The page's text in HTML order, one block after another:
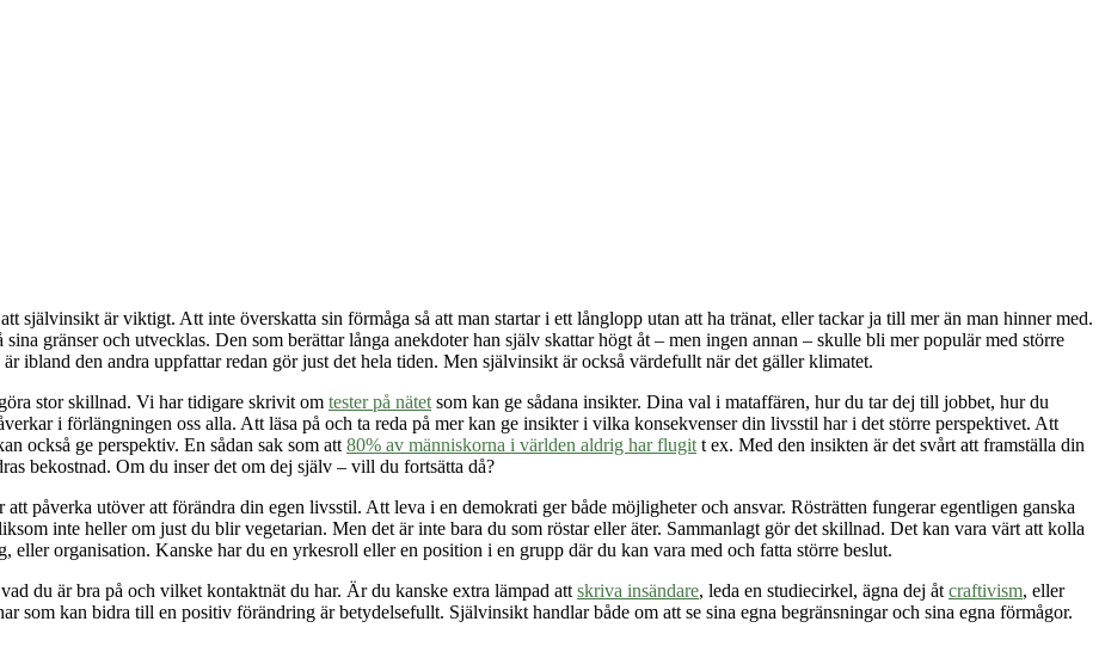
självinsikt är viktigt. Att inte överskatta sin förmåga så att man startar i ett långlopp utan att ha tränat, eller tackar ja till mer än man hinner med.
gränser och utvecklas. Den som berättar långa anekdoter han själv skattar högt åt – men ingen annan – skulle bli mer populär med större
ibland den andra uppfattar redan gör just det hela tiden. Men självinsikt är också värdefullt när det gäller klimatet.
stor skillnad. Vi har tidigare skrivit om tester på nätet som kan ge sådana insikter. Dina val i mataffären, hur du tar dej till jobbet, hur du
i förlängningen oss alla. Att läsa på och ta reda på mer kan ge insikter i vilka konsekvenser din livsstil har i det större perspektivet. Att
också ge perspektiv. En sådan sak som att 80% av människorna i världen aldrig har flugit t ex. Med den insikten är det svårt att framställa din
bekostnad. Om du inser det om dej själv – vill du fortsätta då?
påverka utöver att förändra din egen livsstil. Att leva i en demokrati ger både möjligheter och ansvar. Rösträtten fungerar egentligen ganska
inte heller om just du blir vegetarian. Men det är inte bara du som röstar eller äter. Sammanlagt gör det skillnad. Det kan vara värt att kolla
organisation. Kanske har du en yrkesroll eller en position i en grupp där du kan vara med och fatta större beslut.
du är bra på och vilket kontaktnät du har. Är du kanske extra lämpad att skriva insändare, leda en studiecirkel, ägna dej åt craftivism, eller
som kan bidra till en positiv förändring är betydelsefullt. Självinsikt handlar både om att se sina egna begränsningar och sina egna förmågor.